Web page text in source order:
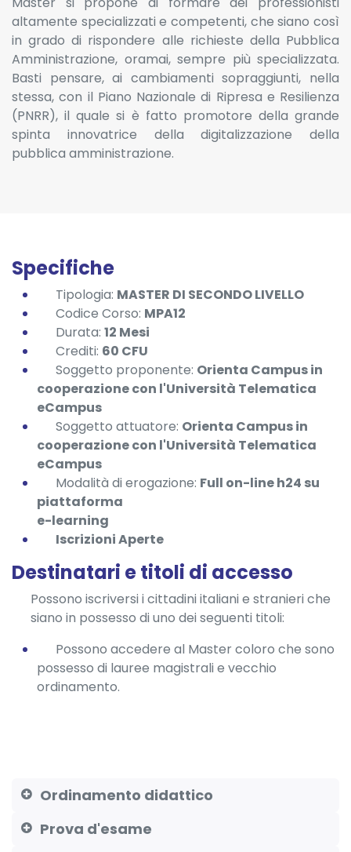
altamente specializzati e competenti, che siano così
in grado di rispondere alle richieste della Pubblica
Amministrazione, oramai, sempre più specializzata.
Basti pensare, ai cambiamenti sopraggiunti, nella
stessa, con il Piano Nazionale di Ripresa e Resilienza
(PNRR), il quale si è fatto promotore della grande
spinta innovatrice della digitalizzazione della
pubblica amministrazione.
Specifiche
Tipologia: MASTER DI SECONDO LIVELLO
Codice Corso: MPA12
Durata: 12 Mesi
Crediti: 60 CFU
Soggetto proponente: Orienta Campus in
cooperazione con l'Università Telematica
eCampus
Soggetto attuatore: Orienta Campus in
cooperazione con l'Università Telematica
eCampus
Modalità di erogazione: Full on-line h24 su
piattaforma
e-learning
Iscrizioni Aperte
Destinatari e titoli di accesso
Possono iscriversi i cittadini italiani e stranieri che
siano in possesso di uno dei seguenti titoli:
Possono accedere al Master coloro che sono
possesso di lauree magistrali e vecchio
ordinamento.
Ordinamento didattico
Prova d'esame